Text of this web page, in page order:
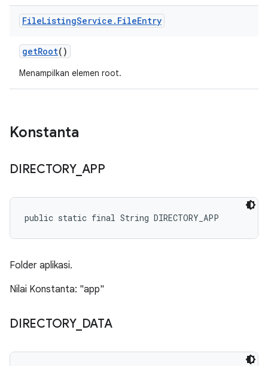
FileListingService . FileEntry
getRoot()
Menampilkan elemen root.
Konstanta
DIRECTORY_ APP
public static final String DIRECTORY_APP
Folder aplikasi.
Nilai Konstanta: "app"
DIRECTORY_ DATA